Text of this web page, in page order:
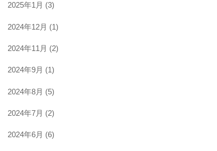
2025年1月 (3)
2024年12月 (1)
2024年11月 (2)
2024年9月 (1)
2024年8月 (5)
2024年7月 (2)
2024年6月 (6)